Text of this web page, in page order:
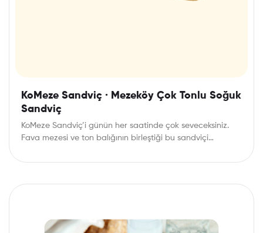
KoMeze Sandviç · Mezeköy Çok Tonlu Soğuk
Sandviç
KoMeze Sandviç’i günün her saatinde çok seveceksiniz.
Fava mezesi ve ton balığının birleştiği bu sandviçi…